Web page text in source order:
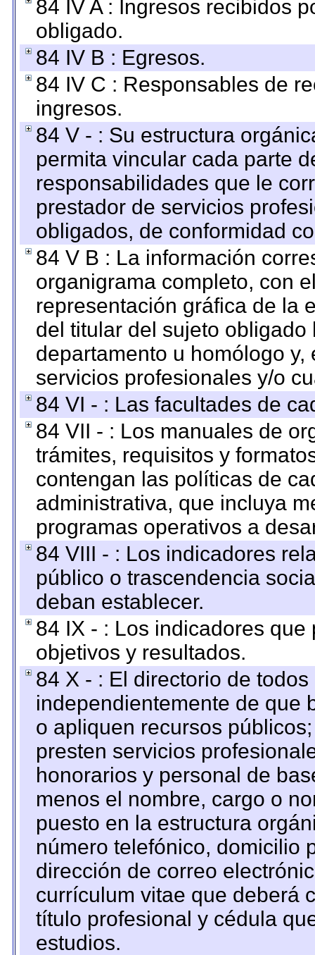
84 IV A : Ingresos recibidos
obligado.
84 IV B : Egresos.
84 IV C : Responsables de
ingresos.
84 V - : Su estructura
permita vincular cada parte
responsabilidades que le
prestador de servicios
obligados, de conformidad
84 V B : La información
organigrama completo, con
representación gráfica de la
del titular del sujeto
departamento u homólogo
servicios profesionales y/o
84 VI - : Las facultades de
84 VII - : Los manuales de
trámites, requisitos y
contengan las políticas de
administrativa, que incluya
programas operativos a
84 VIII - : Los indicadores
público o trascendencia
deban establecer.
84 IX - : Los indicadores
objetivos y resultados.
84 X - : El directorio de
independientemente de que
o apliquen recursos
presten servicios
honorarios y personal de
menos el nombre, cargo o
puesto en la estructura
número telefónico, domicilio
dirección de correo
currículum vitae que deberá
título profesional y cédula
estudios.